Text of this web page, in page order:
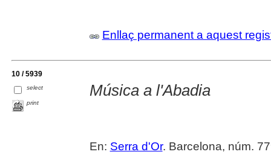
Enllaç permanent a aquest
10 / 5939
select
print
Música a l'Abadia
En: Serra d'Or. Barcelona, núm.